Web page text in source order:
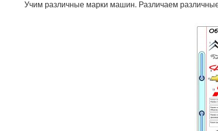
Учим различные марки машин. Различаем различные